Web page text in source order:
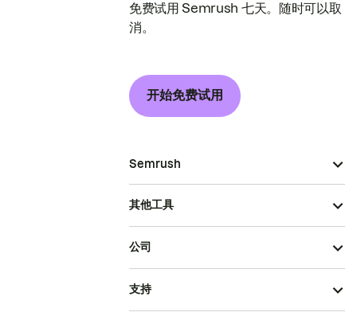
免费试用 Semrush 七天。随时可以取
消。
开始免费试用
Semrush
其他工具
公司
支持